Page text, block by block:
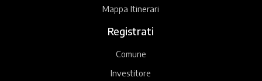
Mappa Itinerari
Registrati
Comune
Investitore